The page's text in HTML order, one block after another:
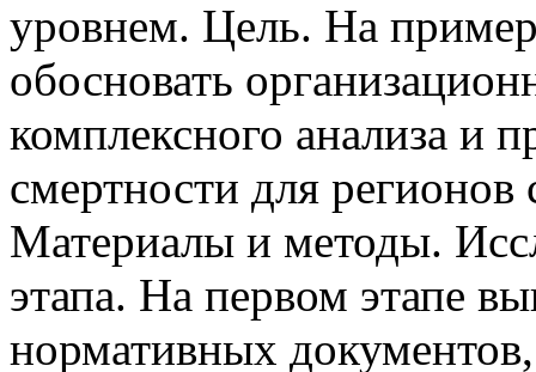
уровнем. Цель. На
обосновать
комплексного анализа и
смертности для
Материалы и методы.
этапа. На первом этапе
нормативных